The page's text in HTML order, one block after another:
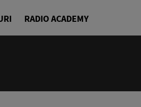
RADIO ACADEMY